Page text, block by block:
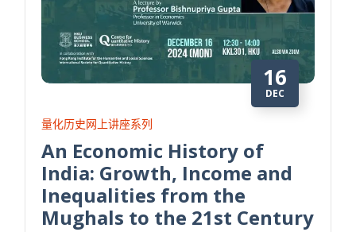
16
DEC
量化历史网上讲座系列
An Economic History of
India: Growth, Income and
Inequalities from the
Mughals to the 21st Century